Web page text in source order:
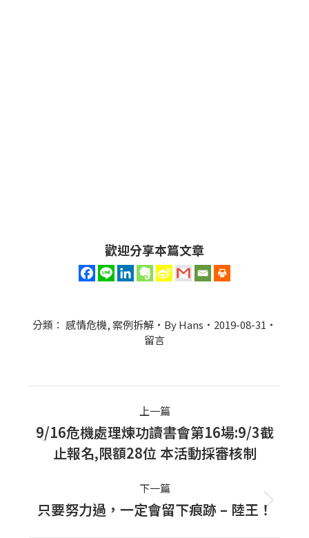
歡迎分享本篇文章
分類： 感情危機,案例拆解 ByHans
2019-08-31
留言
navigation
上一篇
上
一
篇
文
9/16危機處理煉功讀書會第16場:9/3截
止報名,限額28位 本活動採審核制
下一篇
下
只要努力過，一定會留下痕跡 – 陸王！